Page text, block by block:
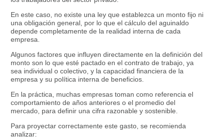
En este caso, no existe una ley que establezca un monto fijo ni
una obligación general, por lo que el cálculo del aguinaldo
depende completamente de la realidad interna de cada
empresa.
Algunos factores que influyen directamente en la definición del
monto son lo que esté pactado en el contrato de trabajo, ya
sea individual o colectivo, y la capacidad financiera de la
empresa y su política interna de beneficios.
En la práctica, muchas empresas toman como referencia el
comportamiento de años anteriores o el promedio del
mercado, para definir una cifra razonable y sostenible.
Para proyectar correctamente este gasto, se recomienda
analizar: